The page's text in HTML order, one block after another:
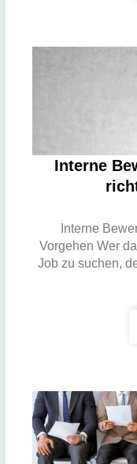
Interne
Interne
Vorgehen Wer
Job zu suchen,